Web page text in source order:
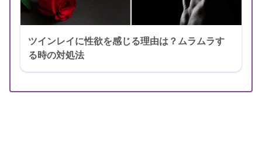
ツインレイに性欲を感じる理由は？ムラムラす
る時の対処法